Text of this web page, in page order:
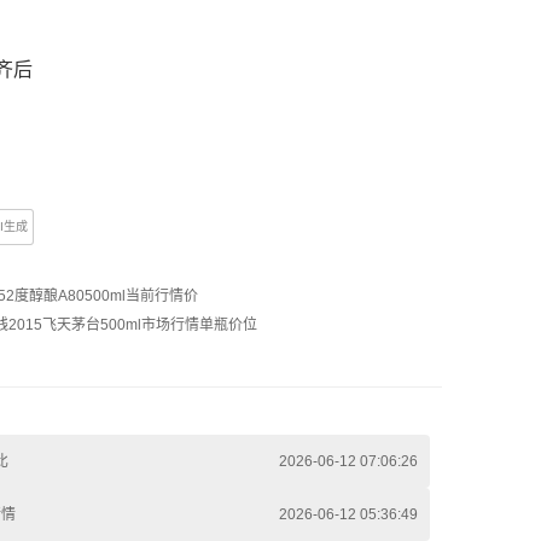
后
生成
度醇酿A80500ml当前行情价
2015飞天茅台500ml市场行情单瓶价位
2026-06-12 07:06:26
2026-06-12 05:36:49